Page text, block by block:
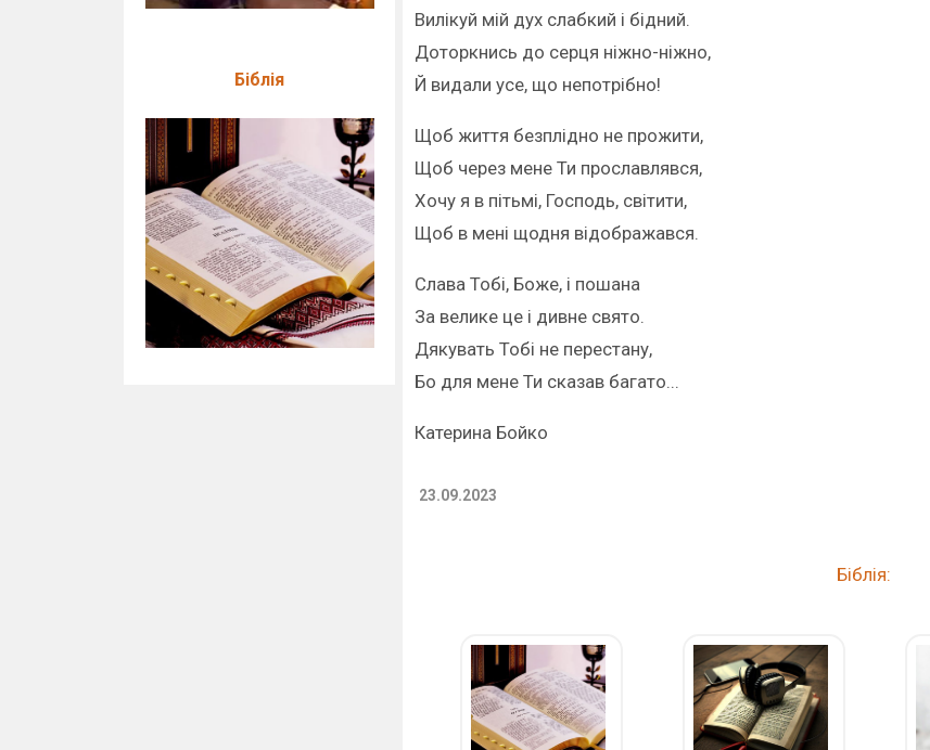
Біблія
Вилікуй мій дух слабкий і бідний.
Доторкнись до серця ніжно-ніжно,
Й видали усе, що непотрібно!
Щоб життя безплідно не прожити,
Щоб через мене Ти прославлявся,
Хочу я в пітьмі, Господь, світити,
Щоб в мені щодня відображався.
Слава Тобі, Боже, і пошана
За велике це і дивне свято.
Дякувать Тобі не перестану,
Бо для мене Ти сказав багато...
Катерина Бойко
23.09.2023
Біблія: